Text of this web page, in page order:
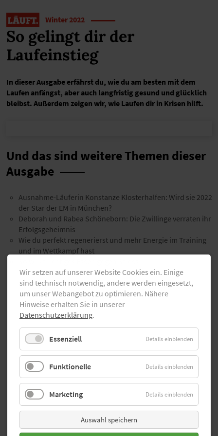
Winter 2022
So gelingt dir der
Laufeinstieg
In dieser Ausgabe erfährst du, wie du am besten mit dem
Laufen anfängst, aber auch langfristig gesund und glücklich
bleibst. Außerdem zeigen wir, wie Laufen dir in Krisen hilft.
Und das sind weitere Themen dieser
Ausgabe
Ausnahme-Läuferin Konstanze Klosterhalfen: Wird sie 2022
der Star der EM in München?
Deborah und Rabea Schöneborn: Die Zwillinge verraten ihr
Erfolgsgeheimnis
Wie du perfekt regenerierst und mehr Energie im Training
und im Wettkampf hast
Mehr als 500 Event-Tipps im DLV-Laufkalender
Und viele Themen mehr
Wir setzen auf unserer Website Cookies ein. Einige
sind technisch notwendig, andere werden eingesetzt,
um unser Webangebot zu optimieren. Nähere
Hinweise erhalten Sie in unserer
Datenschutzerklärung.
Essenziell Details einblenden
Funktionelle Details einblenden
Marketing Details einblenden
Auswahl speichern